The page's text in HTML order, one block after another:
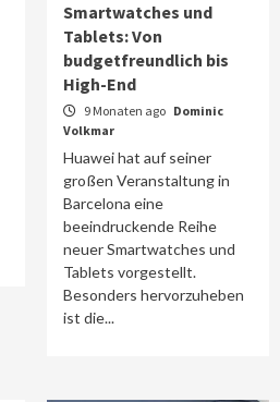
Smartwatches und
Tablets: Von
budgetfreundlich bis
High-End
9 Monaten ago Dominic
Volkmar
Huawei hat auf seiner
großen Veranstaltung in
Barcelona eine
beeindruckende Reihe
neuer Smartwatches und
Tablets vorgestellt.
Besonders hervorzuheben
ist die...